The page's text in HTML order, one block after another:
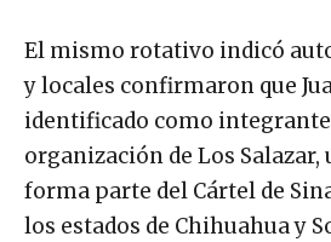
El mismo rotativo indicó
y locales confirmaron que
identificado como
organización de Los Salazar,
forma parte del Cártel de
los estados de Chihuahua y